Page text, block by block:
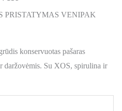
PRISTATYMAS VENIPAK
konservuotas pašaras
daržovėmis. Su XOS, spirulina ir